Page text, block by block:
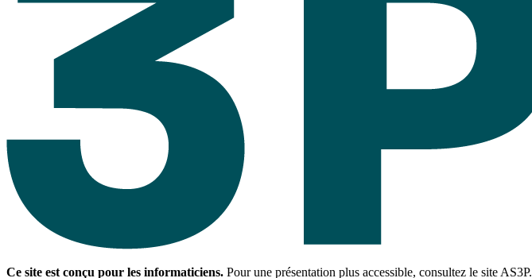
Ce site est conçu pour les informaticiens. Pour une présentation plus accessible, consultez le site AS3P.